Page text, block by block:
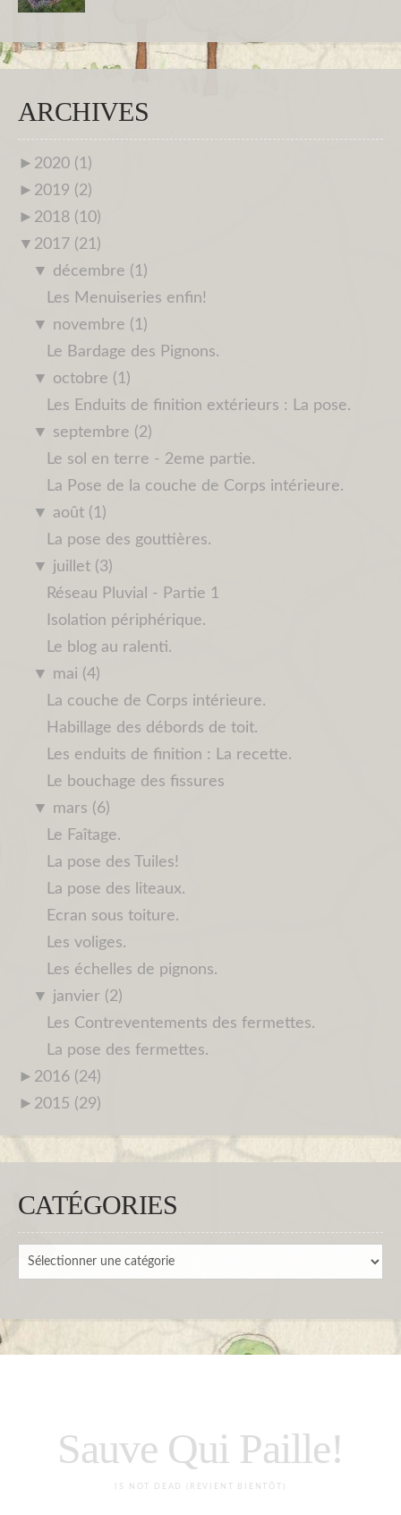
ARCHIVES
► 2020 (1)
► 2019 (2)
► 2018 (10)
▼ 2017 (21)
▼ décembre (1)
Les Menuiseries enfin!
▼ novembre (1)
Le Bardage des Pignons.
▼ octobre (1)
Les Enduits de finition extérieurs : La pose.
▼ septembre (2)
Le sol en terre - 2eme partie.
La Pose de la couche de Corps intérieure.
▼ août (1)
La pose des gouttières.
▼ juillet (3)
Réseau Pluvial - Partie 1
Isolation périphérique.
Le blog au ralenti.
▼ mai (4)
La couche de Corps intérieure.
Habillage des débords de toit.
Les enduits de finition : La recette.
Le bouchage des fissures
▼ mars (6)
Le Faîtage.
La pose des Tuiles!
La pose des liteaux.
Ecran sous toiture.
Les voliges.
Les échelles de pignons.
▼ janvier (2)
Les Contreventements des fermettes.
La pose des fermettes.
► 2016 (24)
► 2015 (29)
CATÉGORIES
Catégories
Sauve Qui Paille!
IS NOT DEAD (REVIENT BIENTÔT)